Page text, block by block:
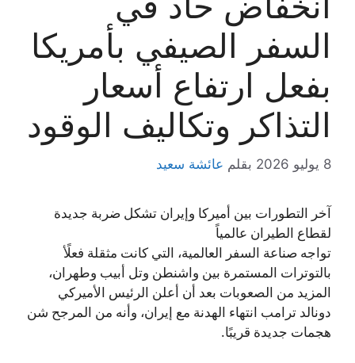
السفر الصيفي بأمريكا
بفعل ارتفاع أسعار
التذاكر وتكاليف الوقود
8 يوليو 2026 بقلم عائشة سعيد
آخر التطورات بين أميركا وإيران تشكل ضربة جديدة
لقطاع الطيران عالمياً
تواجه صناعة السفر العالمية، التي كانت مثقلة فعلًأ
بالتوترات المستمرة بين واشنطن وتل أبيب وطهران،
المزيد من الصعوبات بعد أن أعلن الرئيس الأميركي
دونالد ترامب انتهاء الهدنة مع إيران، وأنه من المرجح شن
هجمات جديدة قريبًا.